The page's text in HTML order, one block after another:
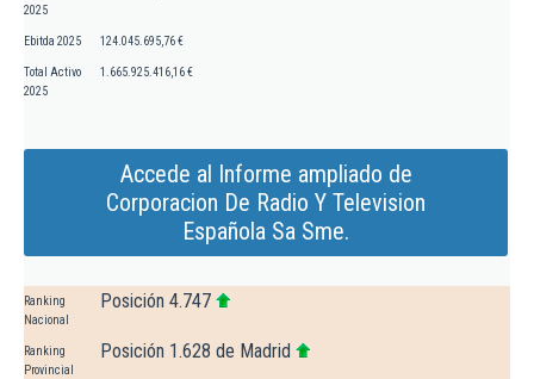
2025
Ebitda 2025 124.045.695,76 €
Total Activo
2025
1.665.925.416,16 €
Accede al Informe ampliado de
Corporacion De Radio Y Television
Española Sa Sme.
Ranking
Nacional
Posición 4.747
Ranking
Provincial
Posición 1.628 de Madrid